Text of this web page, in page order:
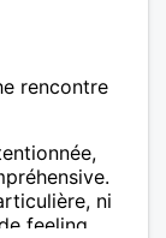
rencontre
ni
feeling.